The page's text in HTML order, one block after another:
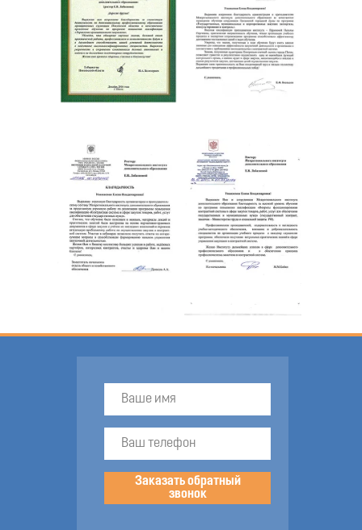
Заказать обратный
звонок